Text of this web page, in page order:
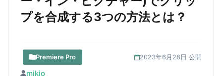
プを合成する3つの方法とは？
Premiere Pro 2023年6月28日 公開
mikio